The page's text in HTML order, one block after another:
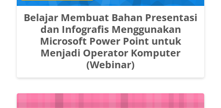
Belajar Membuat Bahan Presentasi
dan Infografis Menggunakan
Microsoft Power Point untuk
Menjadi Operator Komputer
(Webinar)